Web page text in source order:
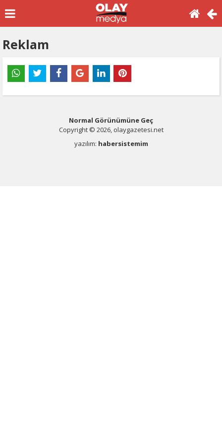
Reklam
Normal Görünümüne Geç
Copyright © 2026, olaygazetesi.net
yazılım: habersistemim